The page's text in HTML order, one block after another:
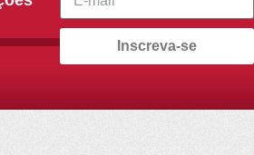
Inscreva-se